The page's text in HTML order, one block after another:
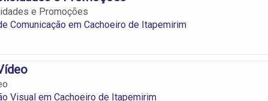
e Promoções
Comunicação em Cachoeiro de Itapemirim
Visual em Cachoeiro de Itapemirim